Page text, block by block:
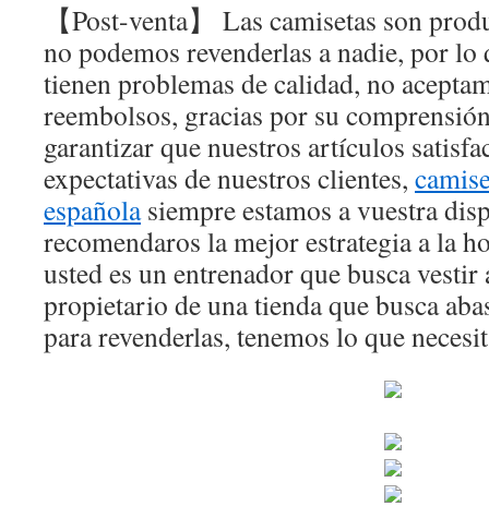
【Post-venta】 Las camisetas son
no podemos revenderlas a nadie, por lo
tienen problemas de calidad, no
reembolsos, gracias por su
garantizar que nuestros artículos
expectativas de nuestros clientes,
españolasiempre estamos a vuestra
recomendaros la mejor estrategia a la
usted es un entrenador que busca
propietario de una tienda que busca
para revenderlas, tenemos lo que